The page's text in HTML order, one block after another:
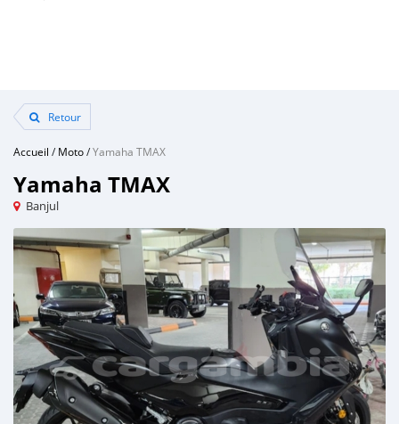
Retour
Accueil /Moto/Yamaha TMAX
Yamaha TMAX
Banjul